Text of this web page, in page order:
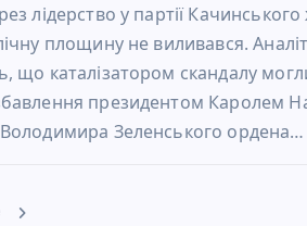
лідерство у партії Качинського
площину не виливався.
що каталізатором скандалу
президентом Каролем
Зеленського ордена…